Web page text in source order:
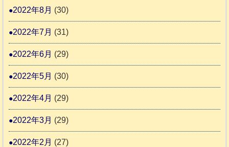
2022年8月 (30)
2022年7月 (31)
2022年6月 (29)
2022年5月 (30)
2022年4月 (29)
2022年3月 (29)
2022年2月 (27)